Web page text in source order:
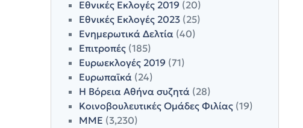
Εθνικές Εκλογές 2019 (20)
Εθνικές Εκλογές 2023(25)
Ενημερωτικά Δελτία(40)
Επιτροπές(185)
Ευρωεκλογές 2019 (71)
Ευρωπαϊκά(24)
Η Βόρεια Αθήνα συζητά(28)
Κοινοβουλευτικές Ομάδες Φιλίας(19)
ΜΜΕ (3,230)